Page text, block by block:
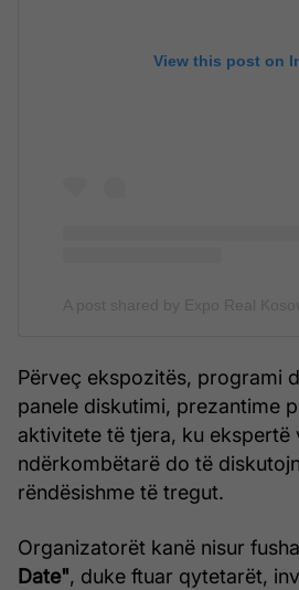
View this post on
Përveç ekspozitës, programi
panele diskutimi, prezantime
aktivitete të tjera, ku ekspertë
ndërkombëtarë do të
rëndësishme të tregut.
Organizatorët kanë nisur
Date", duke ftuar qytetarët,